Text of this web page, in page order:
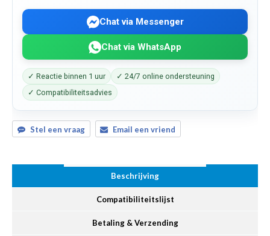
Chat via Messenger
Chat via WhatsApp
✓ Reactie binnen 1 uur
✓ 24/7 online ondersteuning
✓ Compatibiliteitsadvies
Stel een vraag Email een vriend
Beschrijving
Compatibiliteitslijst
Betaling & Verzending